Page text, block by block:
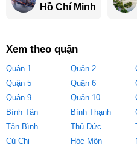
Hồ Chí Minh
Xem theo quận
Quận 1 Quận 2
Quận 5
Quận 6
Quận 9
Quận 10
Bình Tân
Bình Thạnh
Tân Bình
Thủ Đức
Củ Chi
Hóc Môn